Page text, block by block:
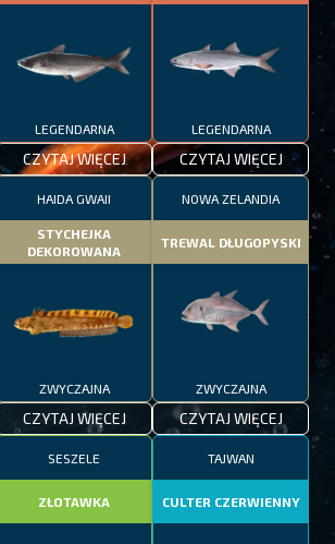
LEGENDARNA
CZYTAJ WIĘCEJ
LEGENDARNA
CZYTAJ WIĘCEJ
HAIDA GWAII
STYCHEJKA
DEKOROWANA
ZWYCZAJNA
CZYTAJ WIĘCEJ
NOWA ZELANDIA
TREWAL DŁUGOPYSKI
ZWYCZAJNA
CZYTAJ WIĘCEJ
SESZELE
ZŁOTAWKA
TAJWAN
CULTER CZERWIENNY